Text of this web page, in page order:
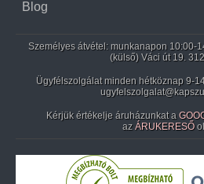
Blog
Személyes átvétel: munkanapon 10:00-
(külső) Váci út 19.
Ügyfélszolgálat minden hétköznap 9-
Kérjük értékelje áruházunkat a
az ÁRUKERESŐ